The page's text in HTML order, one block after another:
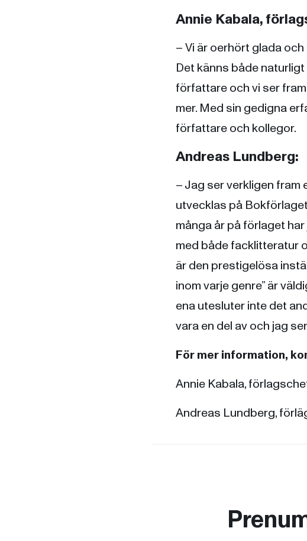
Annie Kabala,
– Vi är oerhört glada
Det känns både
författare och vi ser
mer. Med sin gedigna
författare och kollegor.
Andreas Lundberg:
– Jag ser verkligen
utvecklas på
många år på förlaget
med både facklitteratur
är den prestigelösa
inom varje genre” är
ena utesluter inte det
vara en del av och jag
För mer information,
Annie Kabala,
Andreas Lundberg,